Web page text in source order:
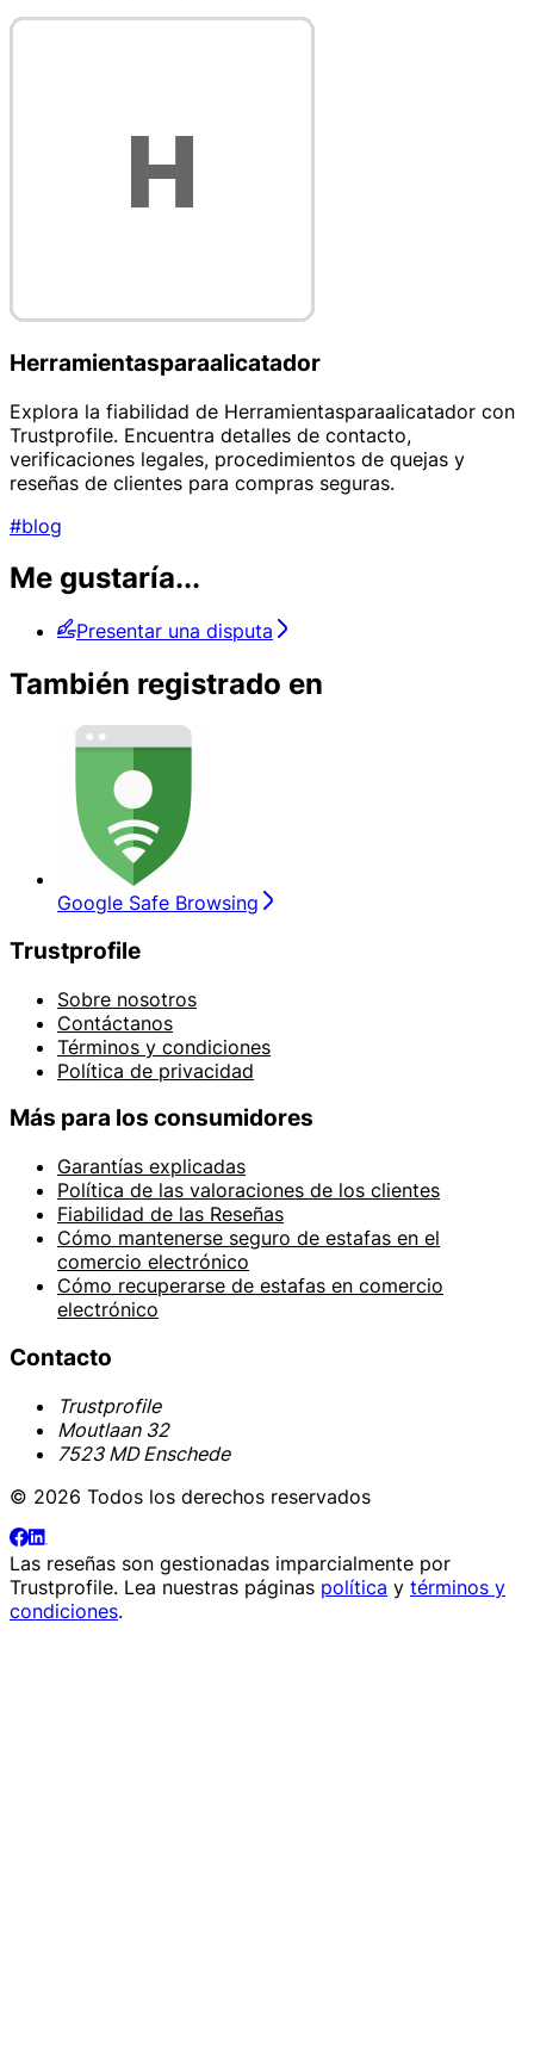
Herramientasparaalicatador
Explora la fiabilidad de Herramientasparaalicatador con
Trustprofile. Encuentra detalles de contacto,
verificaciones legales, procedimientos de quejas y
reseñas de clientes para compras seguras.
#blog
Me gustaría...
Presentar una disputa
También registrado en
Google Safe Browsing
Trustprofile
Sobre nosotros
Contáctanos
Términos y condiciones
Política de privacidad
Más para los consumidores
Garantías explicadas
Política de las valoraciones de los clientes
Fiabilidad de las Reseñas
Cómo mantenerse seguro de estafas en el
comercio electrónico
Cómo recuperarse de estafas en comercio
electrónico
Contacto
Trustprofile
Moutlaan 32
7523 MD Enschede
© 2026 Todos los derechos reservados
Las reseñas son gestionadas imparcialmente por
Trustprofile. Lea nuestras páginas política y términos y
condiciones.